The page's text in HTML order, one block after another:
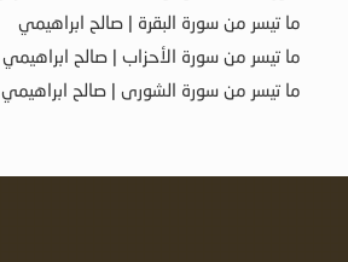
ما تيسر من سورة البقرة | صالح ابراهيمي
ما تيسر من سورة الأحزاب | صالح ابراهيمي
ما تيسر من سورة الشورى | صالح ابراهيمي